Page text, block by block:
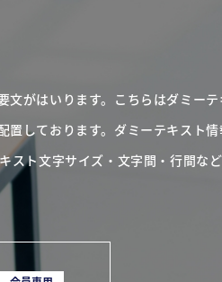
文がはいります。こちらはダミー
置しております。ダミーテキスト
スト文字サイズ・文字間・行間な